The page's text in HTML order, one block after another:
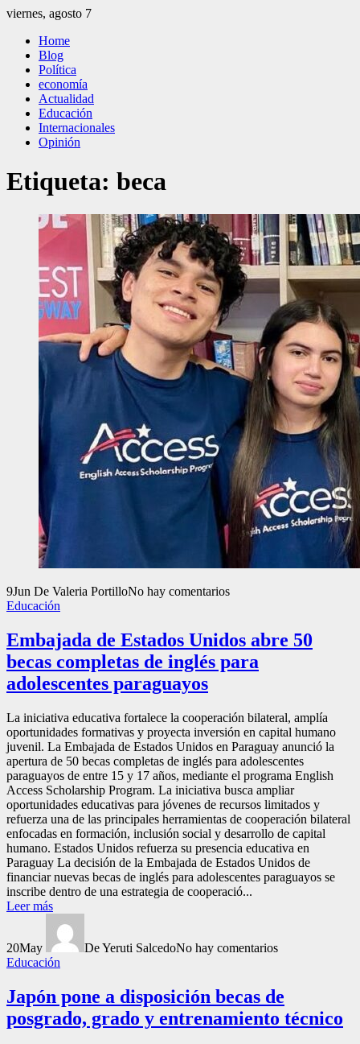
Saltar
contenido
viernes, agosto 7
El Independiente
El independiente Libre y Transparente
Home
Blog
Política
economía
Actualidad
Educación
Internacionales
Opinión
Etiqueta: beca
9Jun De Valeria PortilloNo hay comentarios
Educación
Embajada de Estados Unidos abre 50
becas completas de inglés para
adolescentes paraguayos
La iniciativa educativa fortalece la cooperación bilateral, amplía
oportunidades formativas y proyecta inversión en capital humano
juvenil. La Embajada de Estados Unidos en Paraguay anunció la
apertura de 50 becas completas de inglés para adolescentes
paraguayos de entre 15 y 17 años, mediante el programa English
Access Scholarship Program. La iniciativa busca ampliar
oportunidades educativas para jóvenes de recursos limitados y
refuerza una de las principales herramientas de cooperación bilateral
enfocadas en formación, inclusión social y desarrollo de capital
humano. Estados Unidos refuerza su presencia educativa en
Paraguay La decisión de la Embajada de Estados Unidos de
financiar nuevas becas de inglés para adolescentes paraguayos se
inscribe dentro de una estrategia de cooperació...
Leer más
20May De Yeruti SalcedoNo hay comentarios
Educación
Japón pone a disposición becas de
posgrado, grado y entrenamiento técnico